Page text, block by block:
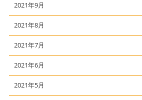
2021年9月
2021年8月
2021年7月
2021年6月
2021年5月